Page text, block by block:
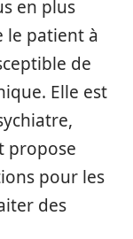
en plus
le patient à
de
Elle est
propose
pour les
des